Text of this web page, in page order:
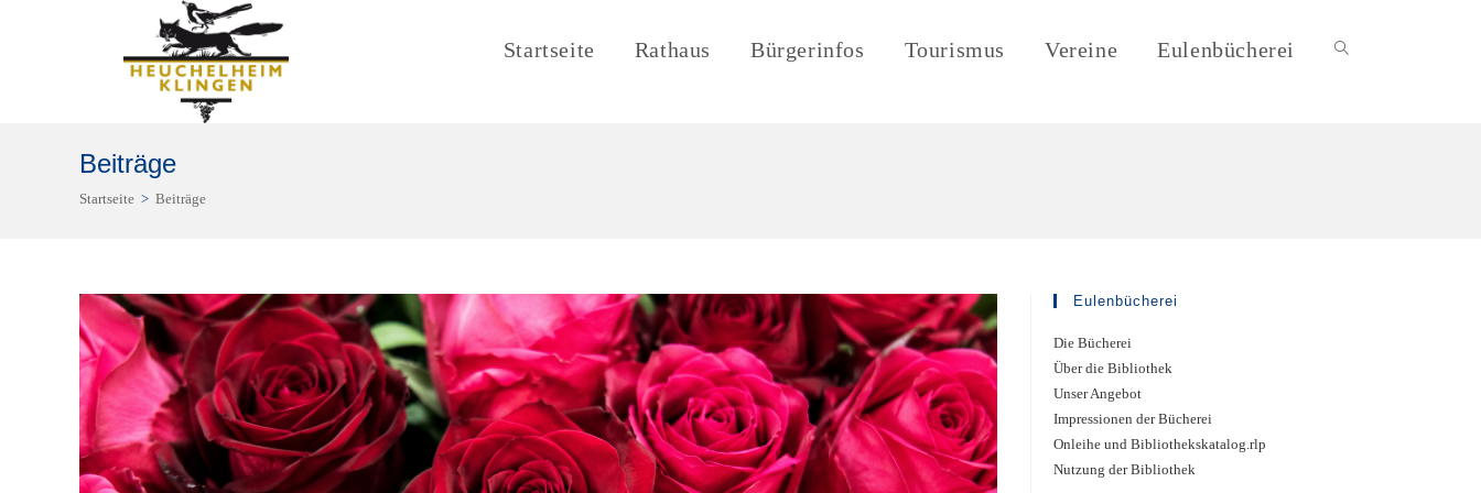
Startseite Rathaus Bürgerinfos Tourismus Vereine Eulenbücherei
Beiträge
Startseite > Beiträge
Eulenbücherei
Die Bücherei
Über die Bibliothek
Unser Angebot
Impressionen der Bücherei
Onleihe und Bibliothekskatalog.rlp
Nutzung der Bibliothek